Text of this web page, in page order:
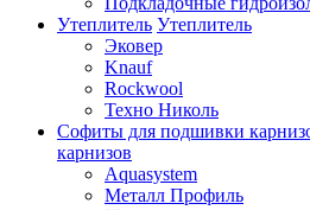
Утеплитель Утеплитель
Эковер
Knauf
Rockwool
Техно Николь
Софиты для подшивки
карнизов
Aquasystem
Металл Профиль